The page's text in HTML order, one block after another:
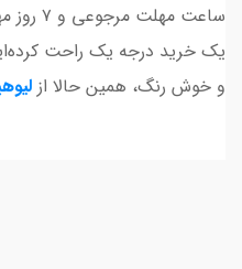
ساعت
یک خرید درجه یک راحت
و خوش رنگ، همین حالا از